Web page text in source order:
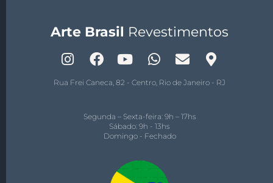
Arte Brasil Revestimentos
Rua Frei Caneca, 82 - Centro, Rio de Janeiro - RJ
Segunda – Sexta-feira: 9h – 17hs
Sábado: 9h - 13hs
Domingo - Fechado